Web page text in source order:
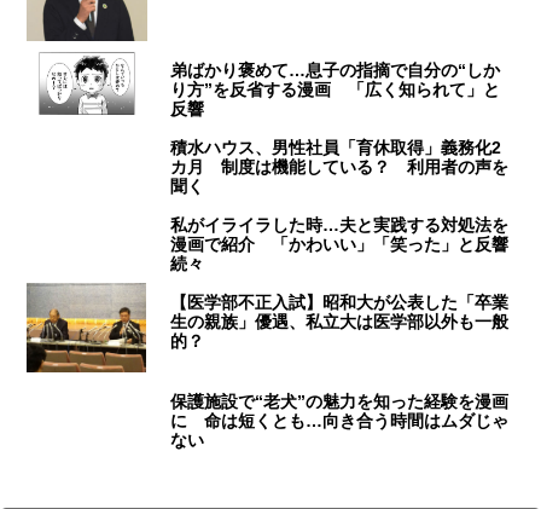
弟ばかり褒めて…息子の指摘で自分の“しか
り方”を反省する漫画 「広く知られて」と
反響
積水ハウス、男性社員「育休取得」義務化2
カ月 制度は機能している？ 利用者の声を
聞く
私がイライラした時…夫と実践する対処法を
漫画で紹介 「かわいい」「笑った」と反響
続々
【医学部不正入試】昭和大が公表した「卒業
生の親族」優遇、私立大は医学部以外も一般
的？
保護施設で“老犬”の魅力を知った経験を漫画
に 命は短くとも…向き合う時間はムダじゃ
ない